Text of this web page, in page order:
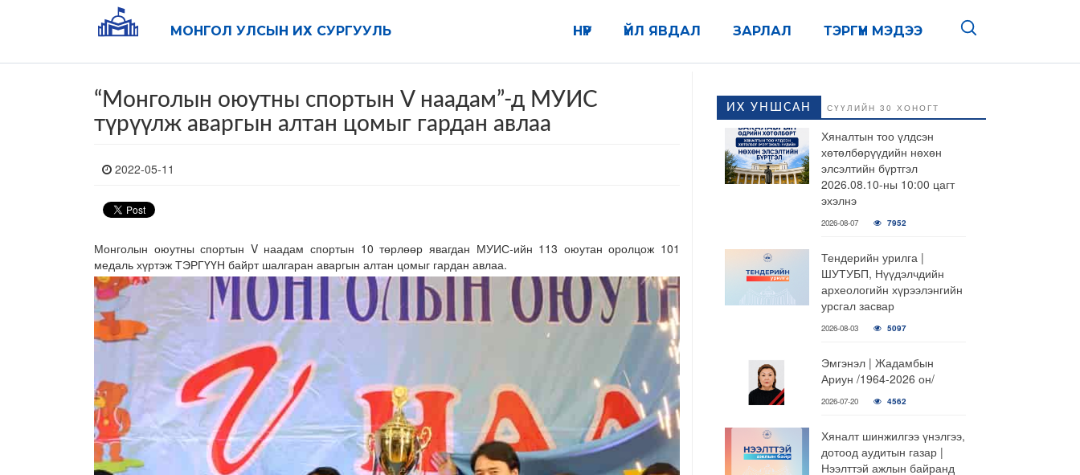
МОНГОЛ УЛСЫН ИХ СУРГУУЛЬ ТЭРГҮҮН МЭДЭЭ
ЗАРЛАЛ
ҮЙЛ ЯВДАЛ
НҮҮР
“Монголын оюутны спортын V наадам”-д МУИС
түрүүлж аваргын алтан цомыг гардан авлаа
2022-05-11
Монголын оюутны спортын V наадам спортын 10 төрлөөр явагдан МУИС-ийн 113 оюутан оролцож 101
медаль хүртэж ТЭРГҮҮН байрт шалгаран аваргын алтан цомыг гардан авлаа.
ИХ УНШСАН СҮҮЛИЙН 30 ХОНОГТ
Хяналтын тоо үлдсэн
хөтөлбөрүүдийн нөхөн
элсэлтийн бүртгэл
2026.08.10-ны 10:00 цагт
эхэлнэ
2026-08-07 7952
Тендерийн урилга |
ШУТУБП, Нүүдэлчдийн
археологийн хүрээлэнгийн
урсгал засвар
2026-08-03 5097
Эмгэнэл | Жадамбын
Ариун /1964-2026 он/
2026-07-20 4562
Хяналт шинжилгээ үнэлгээ,
дотоод аудитын газар |
Нээлттэй ажлын байранд